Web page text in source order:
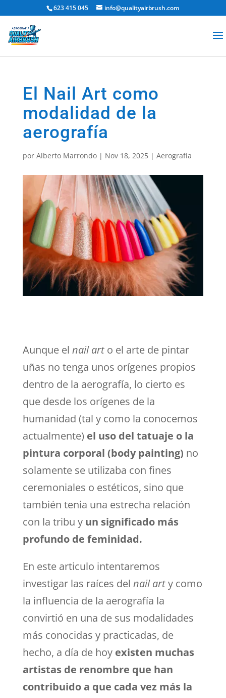
623 415 045 info@qualityairbrush.com
El Nail Art como
modalidad de la
aerografía
por Alberto Marrondo| Nov 18, 2025| Aerografía
Aunque el nail arto el arte de pintar
uñas no tenga unos orígenes propios
dentro de la aerografía, lo cierto es
que desde los orígenes de la
humanidad (tal y como la conocemos
actualmente) el uso del tatuaje o la
pintura corporal (body painting) no
solamente se utilizaba con fines
ceremoniales o estéticos, sino que
también tenia una estrecha relación
con la tribu y un significado más
profundo de feminidad.
En este articulo intentaremos
investigar las raíces del nail arty como
la influencia de la aerografía la
convirtió en una de sus modalidades
más conocidas y practicadas, de
hecho, a día de hoy existen muchas
artistas de renombre que han
contribuido a que cada vez más la